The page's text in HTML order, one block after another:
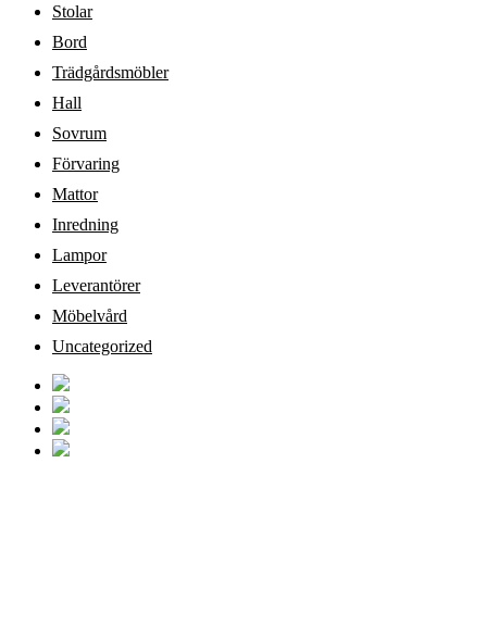
Stolar
Bord
Trädgårdsmöbler
Hall
Sovrum
Förvaring
Mattor
Inredning
Lampor
Leverantörer
Möbelvård
Uncategorized